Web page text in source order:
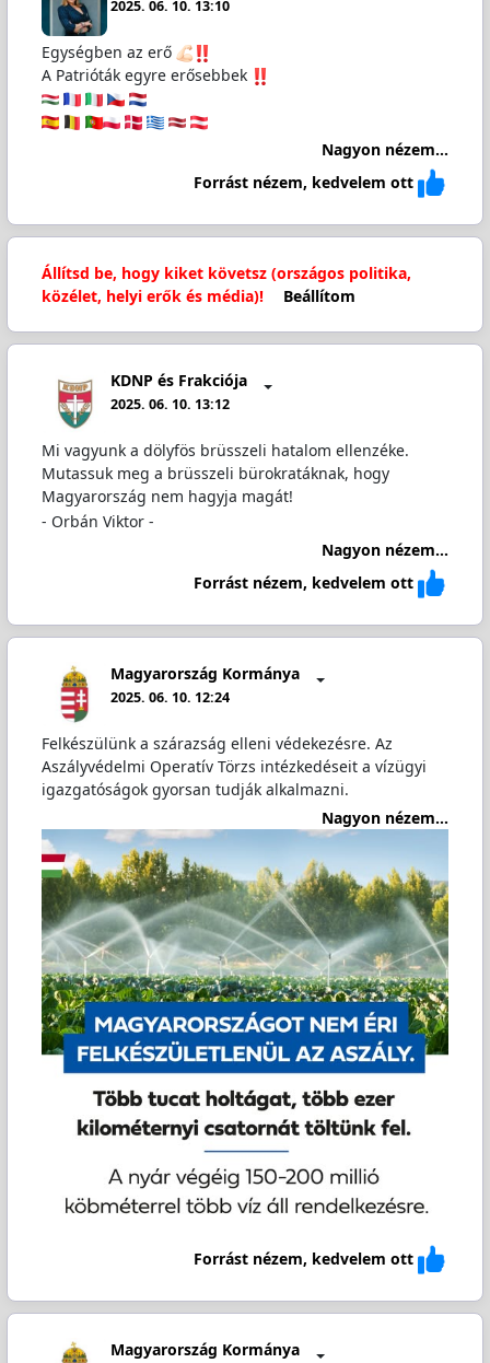
2025. 06. 10. 13:10
Egységben az erő
A Patrióták egyre erősebbek
Nagyon nézem...
Forrást nézem, kedvelem ott
Állítsd be, hogy kiket követsz (országos politika,
közélet, helyi erők és média)!
Beállítom
KDNP és Frakciója
2025. 06. 10. 13:12
Mi vagyunk a dölyfös brüsszeli hatalom ellenzéke.
Mutassuk meg a brüsszeli bürokratáknak, hogy
Magyarország nem hagyja magát!
- Orbán Viktor -
Nagyon nézem...
Forrást nézem, kedvelem ott
Magyarország Kormánya
2025. 06. 10. 12:24
Felkészülünk a szárazság elleni védekezésre. Az
Aszályvédelmi Operatív Törzs intézkedéseit a vízügyi
igazgatóságok gyorsan tudják alkalmazni.
Nagyon nézem...
Forrást nézem, kedvelem ott
Magyarország Kormánya